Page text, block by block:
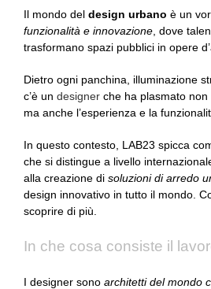
Il mondo del design urbano è un
funzionalità e innovazione, dove
trasformano spazi pubblici in opere
Dietro ogni panchina, illuminazione
c’è un designerche ha plasmato non
ma anche l’esperienza e la
In questo contesto, LAB23 spicca
che si distingue a livello
alla creazione di soluzioni di arredo
design innovativo in tutto il mondo.
scoprire di più.
In che cosa consiste il
I designer sono architetti del mondo